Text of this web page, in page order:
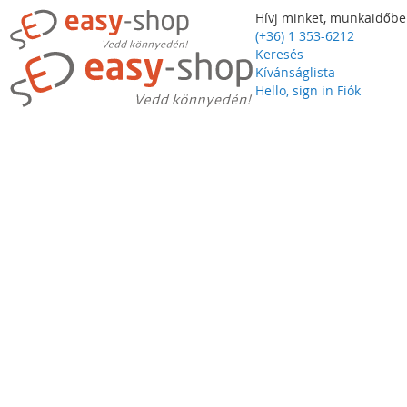
Hívj minket,
(+36) 1 353-6212
Keresés
Kívánságlista
Hello, sign in Fiók